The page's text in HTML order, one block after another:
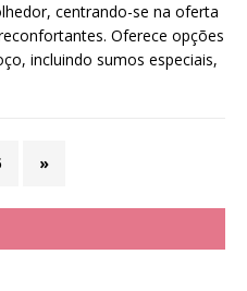
centrando-se na oferta
Oferece opções
incluindo sumos especiais,
»